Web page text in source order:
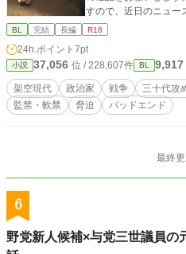
すので、近日のニュー
ん。 ご了承いただければ幸いです。 こ
BL 完結 長編 R18
24h.ポイント 7pt
小説 37,056 位 / 228,607件 BL 9,917
架空現代 政治家 戦争 三十代攻
監禁・軟禁
脅迫 バッドエンド
最終
6
野党新人候補×与党三世議員の